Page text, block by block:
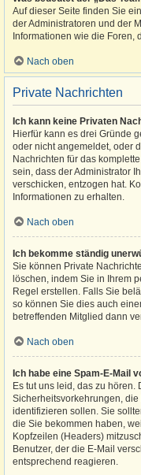
Auf dieser Seite finden Sie
der Administratoren und der
Informationen wie die
Nach oben
Private Nachrichten
Ich kann keine Privaten
Hierfür kann es drei Gründe
oder nicht angemeldet, oder
Nachrichten für das
sein, dass der Administrator
verschicken, entzogen hat.
Informationen zu erhalten.
Nach oben
Ich bekomme ständig
Sie können Private
löschen, indem Sie in Ihrem
Regel erstellen. Falls Sie
so können Sie dies auch
betreffenden Mitglied dann
Nach oben
Ich habe eine Spam-E-Mail
Es tut uns leid, das zu
Sicherheitsvorkehrungen,
identifizieren sollen. Sie
die Sie bekommen haben,
Kopfzeilen (Headers)
Benutzer, der die E-Mail
entsprechend reagieren.